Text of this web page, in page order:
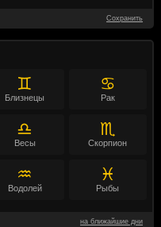
Сохранить
♊
Близнецы
♋
Рак
♎
Весы
♏
Скорпион
♒
Водолей
♓
Рыбы
на ближайшие дни